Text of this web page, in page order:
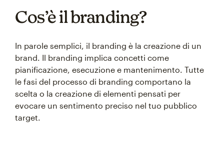
Cos’è il branding?
In parole semplici, il branding è la creazione di un
brand. Il branding implica concetti come
pianificazione, esecuzione e mantenimento. Tutte
le fasi del processo di branding comportano la
scelta o la creazione di elementi pensati per
evocare un sentimento preciso nel tuo pubblico
target.